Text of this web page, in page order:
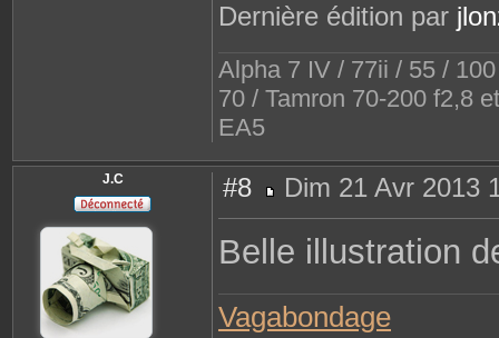
Dernière édition par
Alpha 7 IV / 77ii / 55 /
70 / Tamron 70-200 f2,8
EA5
J.C #8
e
a
Dim 21 Avr 2013
Belle illustration
Vagabondage